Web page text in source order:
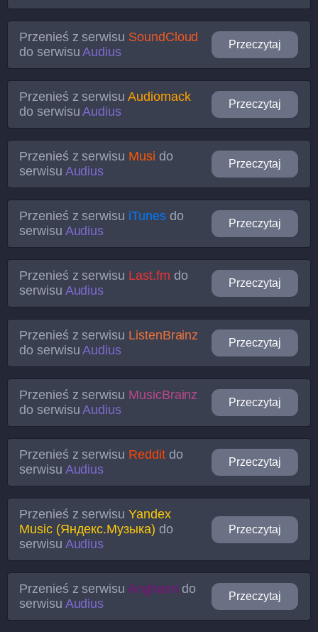
Przenieś z serwisu SoundCloud
do serwisuAudius
Przeczytaj
Przenieś z serwisu Audiomack
do serwisuAudius
Przeczytaj
Przenieś z serwisu Musi do
serwisu Audius
Przeczytaj
Przenieś z serwisu iTunesdo
serwisu Audius
Przeczytaj
Przenieś z serwisu Last.fm do
serwisu Audius
Przeczytaj
Przenieś z serwisu ListenBrainz
do serwisuAudius
Przeczytaj
Przenieś z serwisu MusicBrainz
do serwisuAudius
Przeczytaj
Przenieś z serwisu Redditdo
serwisu Audius
Przeczytaj
Przenieś z serwisu Yandex
Music (Яндекс.Музыка) do
serwisu Audius
Przeczytaj
Przenieś z serwisu Anghami do
serwisu Audius
Przeczytaj